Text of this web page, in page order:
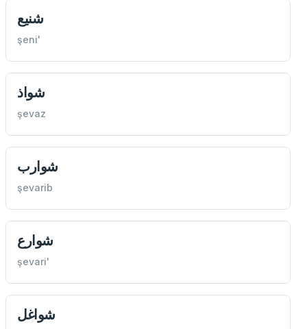
شنيع
şeni'
شواذ
şevaz
شوارب
şevarib
شوارع
şevari'
شواغل